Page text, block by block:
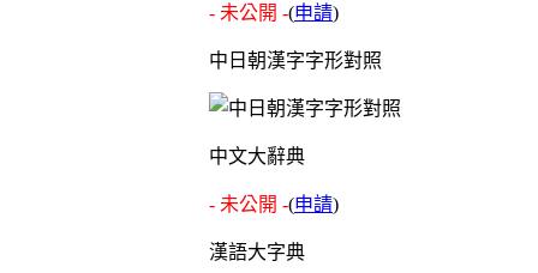
- 未公開 -(申請)
中日朝漢字字形對照
中文大辭典
- 未公開 -(申請)
漢語大字典